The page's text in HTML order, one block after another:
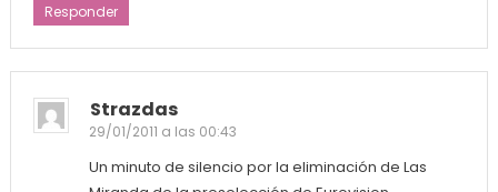
Responder
Strazdas
29/01/2011 a las 00:43
Un minuto de silencio por la eliminación de Las